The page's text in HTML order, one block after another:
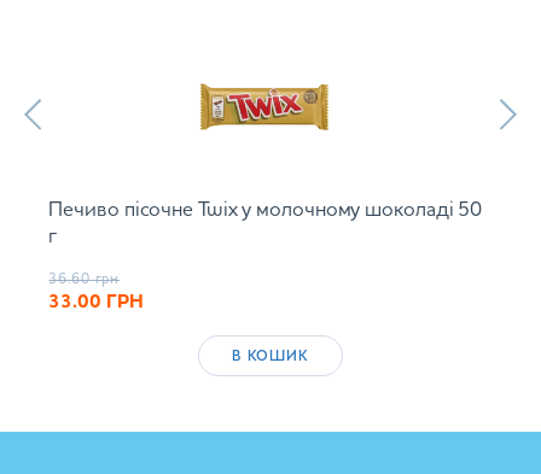
Печиво пісочне Twix у молочному шоколаді 50
г
36.60 грн
33.00 ГРН
В КОШИК